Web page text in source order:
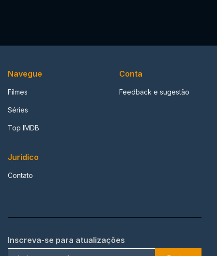
Navegue
Filmes
Séries
Top IMDB
Conta
Feedback e sugestão
Jurídico
Contato
Inscreva-se para atualizações